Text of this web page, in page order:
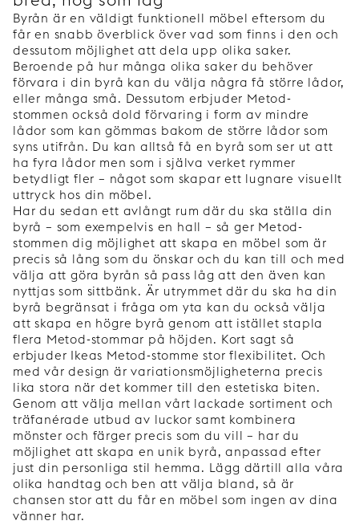
Byrån är en väldigt funktionell möbel eftersom du
får en snabb överblick över vad som finns i den och
dessutom möjlighet att dela upp olika saker.
Beroende på hur många olika saker du behöver
förvara i din byrå kan du välja några få större lådor,
eller många små. Dessutom erbjuder Metod-
stommen också dold förvaring i form av mindre
lådor som kan gömmas bakom de större lådor som
syns utifrån. Du kan alltså få en byrå som ser ut att
ha fyra lådor men som i själva verket rymmer
betydligt fler – något som skapar ett lugnare visuellt
uttryck hos din möbel.
Har du sedan ett avlångt rum där du ska ställa din
byrå – som exempelvis en hall – så ger Metod-
stommen dig möjlighet att skapa en möbel som är
precis så lång som du önskar och du kan till och med
välja att göra byrån så pass låg att den även kan
nyttjas som sittbänk. Är utrymmet där du ska ha din
byrå begränsat i fråga om yta kan du också välja
att skapa en högre byrå genom att istället stapla
flera Metod-stommar på höjden. Kort sagt så
erbjuder Ikeas Metod-stomme stor flexibilitet. Och
med vår design är variationsmöjligheterna precis
lika stora när det kommer till den estetiska biten.
Genom att välja mellan vårt lackade sortiment och
träfanérade utbud av luckor samt kombinera
mönster och färger precis som du vill – har du
möjlighet att skapa en unik byrå, anpassad efter
just din personliga stil hemma. Lägg därtill alla våra
olika handtag och ben att välja bland, så är
chansen stor att du får en möbel som ingen av dina
vänner har.